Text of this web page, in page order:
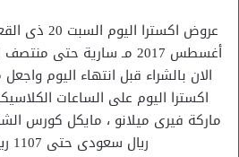
أغسطس 2017 مـ سارية حتى
الان بالشراء قبل انتهاء اليوم
اكسترا اليوم على الساعات
ريال سعودى حتى 1107 ريال سعودى .